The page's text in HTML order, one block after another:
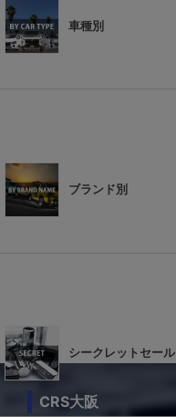
車種別
ブランド別
シークレットセール
CRS大阪